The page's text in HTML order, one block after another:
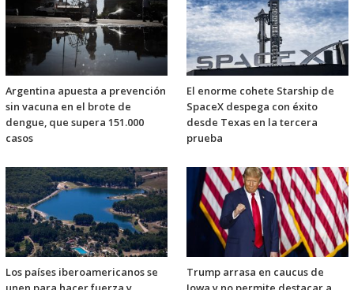
Argentina apuesta a prevención
sin vacuna en el brote de
dengue, que supera 151.000
casos
El enorme cohete Starship de
SpaceX despega con éxito
desde Texas en la tercera
prueba
Los países iberoamericanos se
Trump arrasa en caucus de